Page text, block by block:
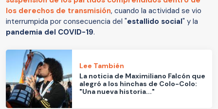
los derechos de transmisión, cuando la actividad se vio
interrumpida por consecuencia del "estallido social" y la
pandemia del COVID-19.
Lee También
La noticia de Maximiliano Falcón que
alegró a los hinchas de Colo-Colo:
"Una nueva historia..."